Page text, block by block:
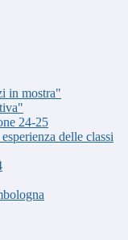
in mostra"
24-25
delle classi